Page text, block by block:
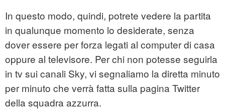
In questo modo, quindi, potrete vedere la partita
in qualunque momento lo desiderate, senza
dover essere per forza legati al computer di casa
oppure al televisore. Per chi non potesse seguirla
in tv sui canali Sky, vi segnaliamo la diretta minuto
per minuto che verrà fatta sulla pagina Twitter
della squadra azzurra.